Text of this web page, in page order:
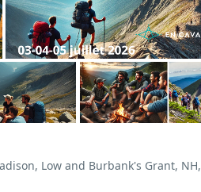
Low and Burbank's Grant, NH,